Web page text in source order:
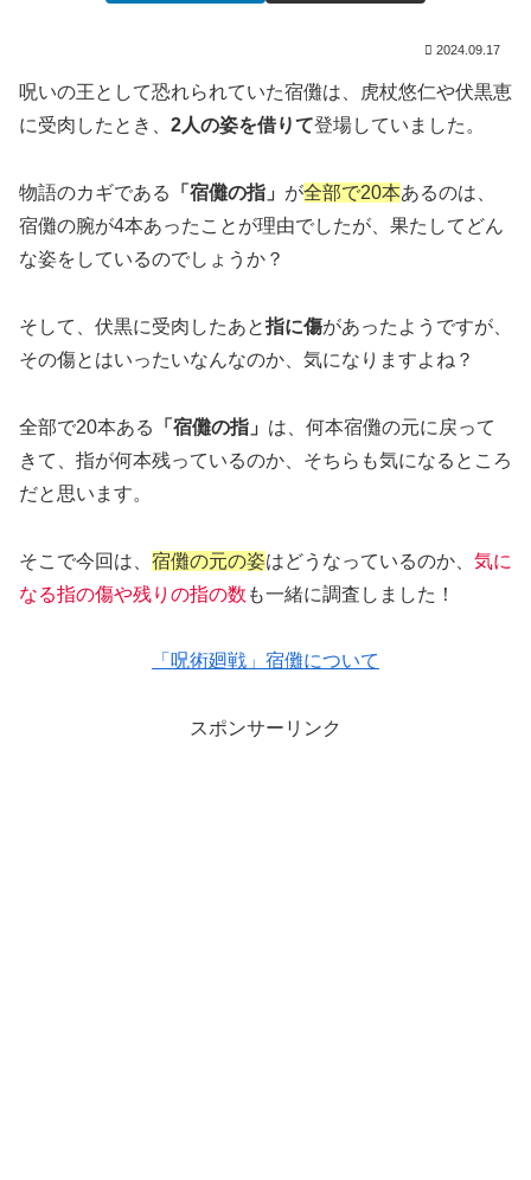
2024.09.17
呪いの王として恐れられていた宿儺は、虎杖悠仁や伏黒恵
に受肉したとき、 2人の姿を借りて登場していました。
物語のカギである 「宿儺の指」 が全部で20本あるのは、
宿儺の腕が4本あったことが理由でしたが、果たしてどん
な姿をしているのでしょうか？
そして、伏黒に受肉したあと指に傷があったようですが、
その傷とはいったいなんなのか、気になりますよね？
全部で20本ある 「宿儺の指」 は、何本宿儺の元に戻って
きて、指が何本残っているのか、そちらも気になるところ
だと思います。
そこで今回は、 宿儺の元の姿はどうなっているのか、 気に
なる指の傷や残りの指の数 も一緒に調査しました！
「呪術廻戦」宿儺について
スポンサーリンク